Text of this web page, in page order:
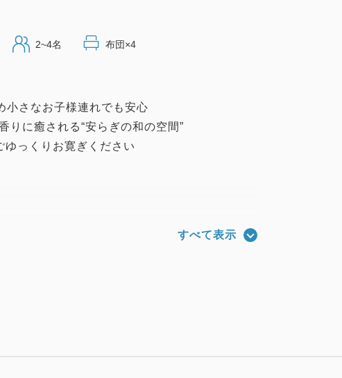
2~4名 布団×4
小さなお子様連れでも安心
りに癒される“安らぎの和の空間”
ゆっくりお寛ぎください
すべて表示